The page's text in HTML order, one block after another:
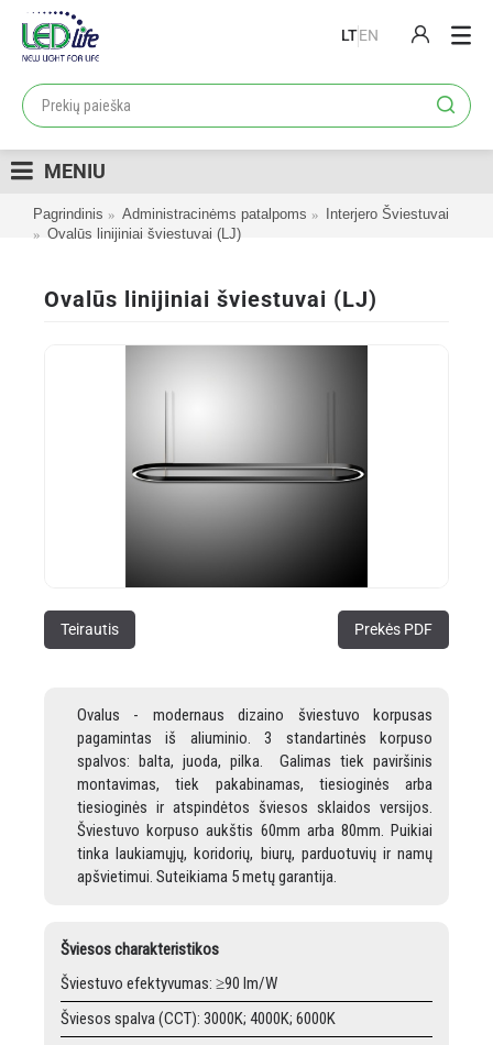
LTEN
PRODUKTAI
LOJALUMO PROGRAMA
KATALOGAI
MENIU
Pagrindinis Administracinėms patalpoms
Interjero Šviestuvai
Ovalūs linijiniai šviestuvai (LJ)
Ovalūs linijiniai šviestuvai (LJ)
Teirautis Prekės PDF
Ovalus - modernaus dizaino šviestuvo korpusas
pagamintas iš aliuminio. 3 standartinės korpuso
spalvos: balta, juoda, pilka. Galimas tiek paviršinis
montavimas, tiek pakabinamas, tiesioginės arba
tiesioginės ir atspindėtos šviesos sklaidos versijos.
Šviestuvo korpuso aukštis 60mm arba 80mm. Puikiai
tinka laukiamųjų, koridorių, biurų, parduotuvių ir namų
apšvietimui. Suteikiama 5 metų garantija.
Šviesos charakteristikos
Šviestuvo efektyvumas: ≥90 lm/W
Šviesos spalva (CCT): 3000K; 4000K; 6000K